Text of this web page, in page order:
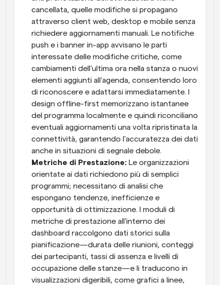
cancellata, quelle modifiche si propagano
attraverso client web, desktop e mobile senza
richiedere aggiornamenti manuali. Le notifiche
push e i banner in-app avvisano le parti
interessate delle modifiche critiche, come
cambiamenti dell'ultima ora nella stanza o nuovi
elementi aggiunti all'agenda, consentendo loro
di riconoscere e adattarsi immediatamente. I
design offline-first memorizzano istantanee
del programma localmente e quindi riconciliano
eventuali aggiornamenti una volta ripristinata la
connettività, garantendo l'accuratezza dei dati
anche in situazioni di segnale debole.
Metriche di Prestazione: Le organizzazioni
orientate ai dati richiedono più di semplici
programmi; necessitano di analisi che
espongano tendenze, inefficienze e
opportunità di ottimizzazione. I moduli di
metriche di prestazione all'interno dei
dashboard raccolgono dati storici sulla
pianificazione—durata delle riunioni, conteggi
dei partecipanti, tassi di assenza e livelli di
occupazione delle stanze—e li traducono in
visualizzazioni digeribili, come grafici a linee,